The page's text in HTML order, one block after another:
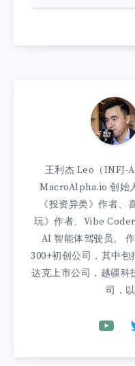
王利杰 Leo（INFJ-
MacroAlpha.io 创始
《投资异类》作者、
玩》作者、Vibe
AI 智能体驾驶员。
300+初创公司，其中
达克上市公司，越疆科
司，